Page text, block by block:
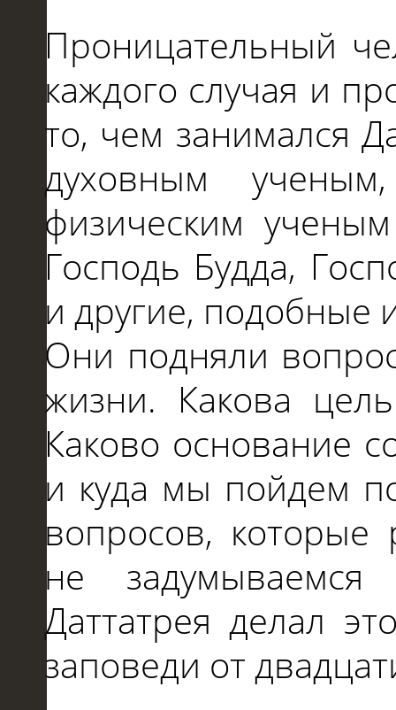
Проницательный
каждого случая и
то, чем занимался
духовным
физическим ученым
Господь Будда,
идругие, подобные
Они подняли
жизни. Какова
Каково основание
и куда мы пойдем
вопросов,
не
Даттатрея делал
заповеди от